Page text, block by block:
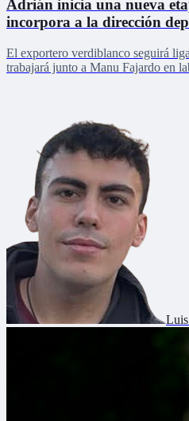
Adrián inicia una nueva
incorpora a la dirección
El exportero verdiblanco seguirá
trabajará junto a Manu Fajardo en